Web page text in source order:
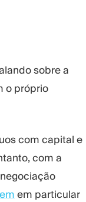
sobre a
o próprio
com capital e
com a
em particular